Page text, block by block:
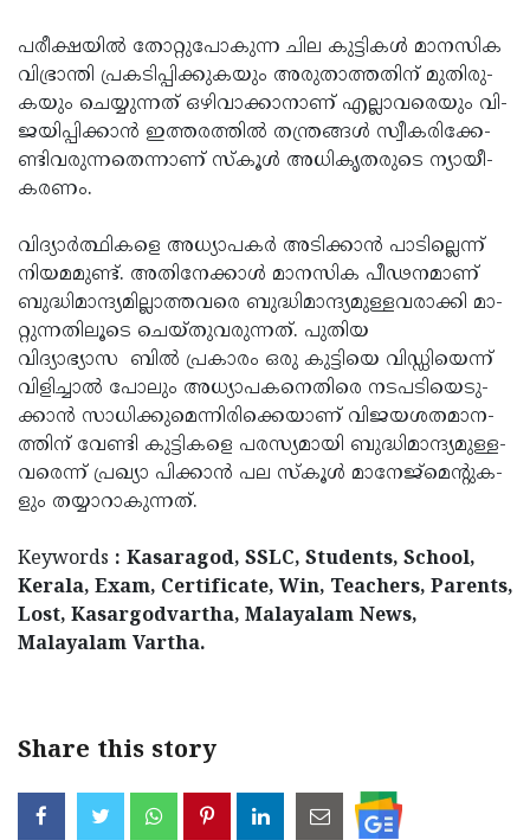
പ­രീ­ക്ഷ­യില്‍ തോ­റ്റു­പോ­കു­ന്ന ചി­ല കു­ട്ടി­കള്‍ മാ­ന­സി­ക
വി­ഭ്രാ­ന്തി പ്ര­ക­ടി­പ്പി­ക്കു­ക­യും അ­രു­താ­ത്ത­തി­ന് മു­തി­രു­
ക­യും ചെ­യ്യു­ന്ന­ത് ഒ­ഴി­വാ­ക്കാ­നാ­ണ് എ­ല്ലാ­വ­രെ­യും വി­
ജ­യി­പ്പി­ക്കാന്‍ ഇ­ത്ത­ര­ത്തില്‍ ത­ന്ത്ര­ങ്ങള്‍ സ്വീ­ക­രി­ക്കേ­
ണ്ടി­വ­രു­ന്ന­തെ­ന്നാ­ണ് സ്­കൂള്‍ അ­ധി­കൃ­ത­രു­ടെ ന്യാ­യീ­
ക­ര­ണം.­
വി­ദ്യാര്‍­ത്ഥി­ക­ളെ അധ്യാപകര്‍ അ­ടി­ക്കാന്‍ പാ­ടി­ല്ലെ­ന്ന്
നി­യ­മ­മു­ണ്ട്. അ­തി­നേ­ക്കാള്‍ മാ­ന­സി­ക പീ­ഢ­ന­മാ­ണ്
ബു­ദ്ധി­മാ­ന്ദ്യ­മി­ല്ലാ­ത്ത­വ­രെ ബു­ദ്ധി­മാ­ന്ദ്യ­മു­ള്ള­വ­രാ­ക്കി മാ­
റ്റു­ന്ന­തി­ലൂ­ടെ ചെ­യ്­തു­വ­രു­ന്ന­ത്. പു­തി­യ
വിദ്യാഭ്യാസ ബില്‍ പ്ര­കാ­രം ഒ­രു കു­ട്ടി­യെ വി­ഡ്ഡി­യെ­ന്ന്
വി­ളി­ച്ചാല്‍ പോ­ലും അധ്യാപ­ക­നെ­തി­രെ ന­ട­പ­ടി­യെ­ടു­
ക്കാന്‍ സാ­ധി­ക്കു­മെ­ന്നി­രി­ക്കെ­യാ­ണ് വി­ജ­യ­ശ­ത­മാ­ന­
ത്തി­ന് വേ­ണ്ടി കു­ട്ടി­ക­ളെ പ­ര­സ്യ­മാ­യി ബു­ദ്ധി­മാ­ന്ദ്യ­മു­ള്ള­
വ­രെ­ന്ന് പ്ര­ഖ്യാ പി­ക്കാന്‍ പ­ല സ്­കൂള്‍ മാ­നേ­ജ്‌­മെന്റു­ക­
ളും ത­യ്യാ­റാ­കു­ന്ന­ത്.
Keywords : Kasaragod, SSLC, Students, School,
Kerala, Exam, Certificate, Win, Teachers, Parents,
Lost, Kasargodvartha, Malayalam News,
Malayalam Vartha.
Share this story